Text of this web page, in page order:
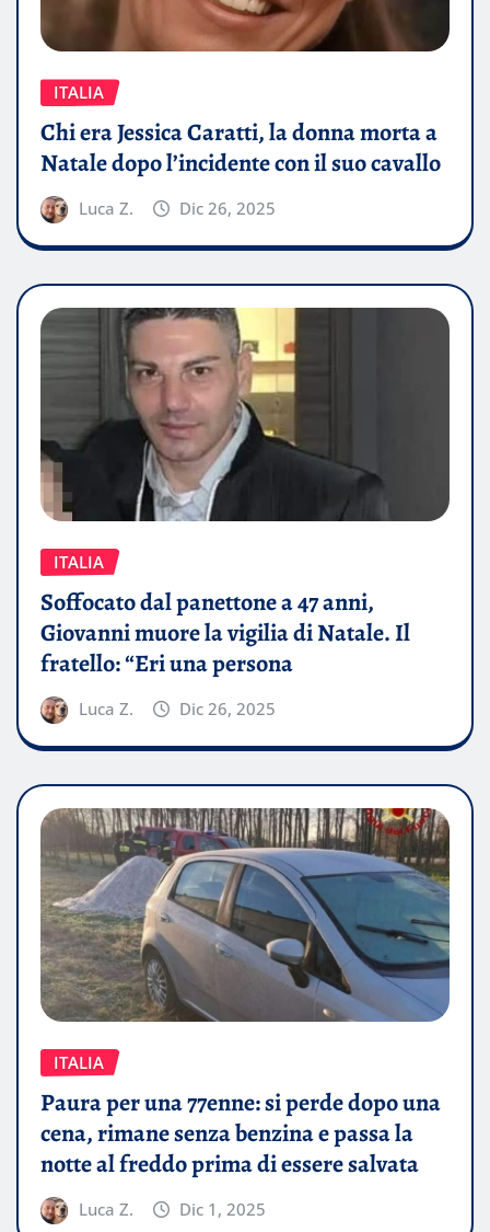
ITALIA
Chi era Jessica Caratti, la donna morta a
Natale dopo l’incidente con il suo cavallo
Luca Z. Dic 26, 2025
ITALIA
Soffocato dal panettone a 47 anni,
Giovanni muore la vigilia di Natale. Il
fratello: “Eri una persona
Luca Z. Dic 26, 2025
ITALIA
Paura per una 77enne: si perde dopo una
cena, rimane senza benzina e passa la
notte al freddo prima di essere salvata
Luca Z. Dic 1, 2025